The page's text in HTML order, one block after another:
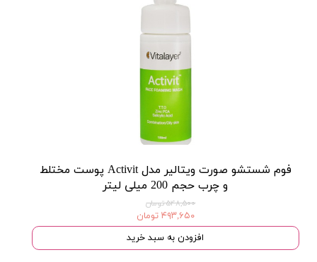
فوم شستشو صورت ویتالیر مدل Activit پوست مختلط
و چرب حجم 200 میلی لیتر
۵۴۸,۵۰۰ تومان
۴۹۳,۶۵۰ تومان
افزودن به سبد خرید